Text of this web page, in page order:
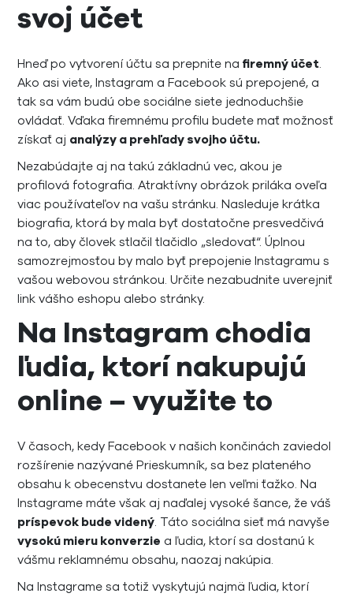
svoj účet
Hneď po vytvorení účtu sa prepnite na firemný účet.
Ako asi viete, Instagram a Facebook sú prepojené, a
tak sa vám budú obe sociálne siete jednoduchšie
ovládať. Vďaka firemnému profilu budete mať možnosť
získať aj analýzy a prehľady svojho účtu.
Nezabúdajte aj na takú základnú vec, akou je
profilová fotografia. Atraktívny obrázok priláka oveľa
viac používateľov na vašu stránku. Nasleduje krátka
biografia, ktorá by mala byť dostatočne presvedčivá
na to, aby človek stlačil tlačidlo „sledovať“. Úplnou
samozrejmosťou by malo byť prepojenie Instagramu s
vašou webovou stránkou. Určite nezabudnite uverejniť
link vášho eshopu alebo stránky.
Na Instagram chodia
ľudia, ktorí nakupujú
online – využite to
V časoch, kedy Facebook v našich končinách zaviedol
rozšírenie nazývané Prieskumník, sa bez plateného
obsahu k obecenstvu dostanete len veľmi ťažko. Na
Instagrame máte však aj naďalej vysoké šance, že váš
príspevok bude videný. Táto sociálna sieť má navyše
vysokú mieru konverzie a ľudia, ktorí sa dostanú k
vášmu reklamnému obsahu, naozaj nakúpia.
Na Instagrame sa totiž vyskytujú najmä ľudia, ktorí